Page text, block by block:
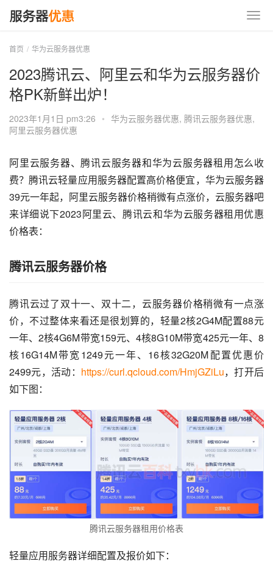
首页 华为云服务器优惠
2023腾讯云、阿里云和华为云服务器价
格PK新鲜出炉！
2023年1月1日 pm3:26 • 华为云服务器优惠, 腾讯云服务器优惠,
阿里云服务器优惠
阿里云服务器、腾讯云服务器和华为云服务器租用怎么收
费？腾讯云轻量应用服务器配置高价格便宜，华为云服务器
39元一年起，阿里云服务器价格稍微有点涨价，云服务器吧
来详细说下2023阿里云、腾讯云和华为云服务器租用优惠
价格表：
腾讯云服务器价格
腾讯云过了双十一、双十二，云服务器价格稍微有一点涨
价，不过整体来看还是很划算的，轻量2核2G4M配置88元
一年、2核4G6M带宽159元、4核8G10M带宽425元一年、8
核16G14M带宽1249元一年、16核32G20M配置优惠价
2499元，活动： https://curl.qcloud.com/HmjGZiLu，打开后
如下图：
腾讯云服务器租用价格表
轻量应用服务器详细配置及报价如下：